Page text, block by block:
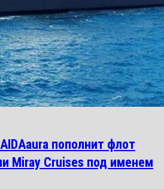
пополнит флот
Miray Cruises под именем